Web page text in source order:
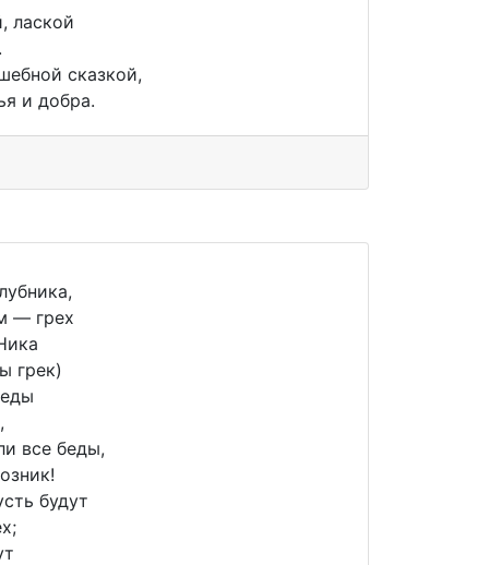
лаской
сказкой,
и добра.
— грех
грек)
все беды,
будут